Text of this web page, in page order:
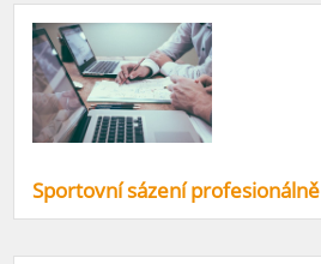
Sportovní sázení profesionálně